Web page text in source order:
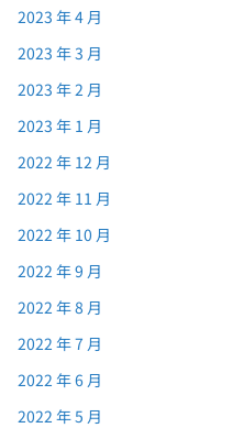
2023 年 4 月
2023 年 3 月
2023 年 2 月
2023 年 1 月
2022 年 12 月
2022 年 11 月
2022 年 10 月
2022 年 9 月
2022 年 8 月
2022 年 7 月
2022 年 6 月
2022 年 5 月